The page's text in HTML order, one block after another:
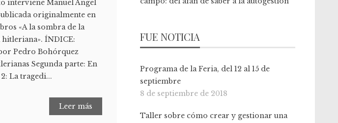
interviene Manuel Ángel
originalmente en
«A la sombra de la
hitleriana». ÍNDICE:
Pedro Bohórquez
Segunda parte: En
La tragedi...
Leer más
FUE NOTICIA
Programa de la Feria, del 12 al 15 de
septiembre
8 de septiembre de 2018
Taller sobre cómo crear y gestionar una